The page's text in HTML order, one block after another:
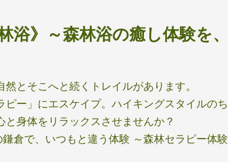
》～森林浴の癒し体験を、
とそこへと続くトレイルがあります。
ー」にエスケイプ。ハイキングスタイルのち
身体をリラックスさせませんか？
倉で、いつもと違う体験 ～森林セラピー体験